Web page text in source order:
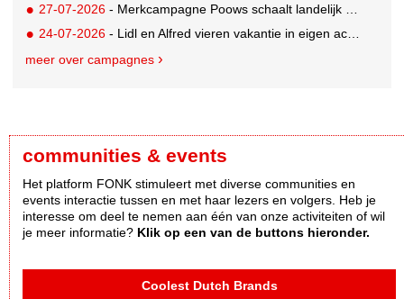
27-07-2026 - Merkcampagne Poows schaalt landelijk op met gerichte Out of Home strategie
24-07-2026 - Lidl en Alfred vieren vakantie in eigen achtertuin
meer over campagnes
communities & events
Het platform FONK stimuleert met diverse communities en
events interactie tussen en met haar lezers en volgers. Heb je
interesse om deel te nemen aan één van onze activiteiten of wil
je meer informatie? Klik op een van de buttons hieronder.
Coolest Dutch Brands